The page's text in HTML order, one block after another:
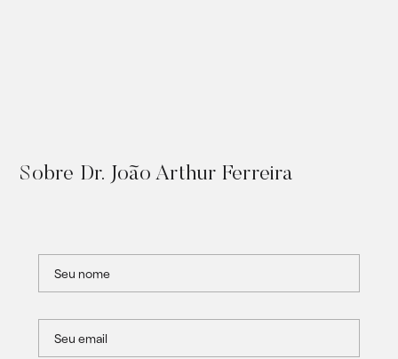
Sobre Dr. João Arthur Ferreira